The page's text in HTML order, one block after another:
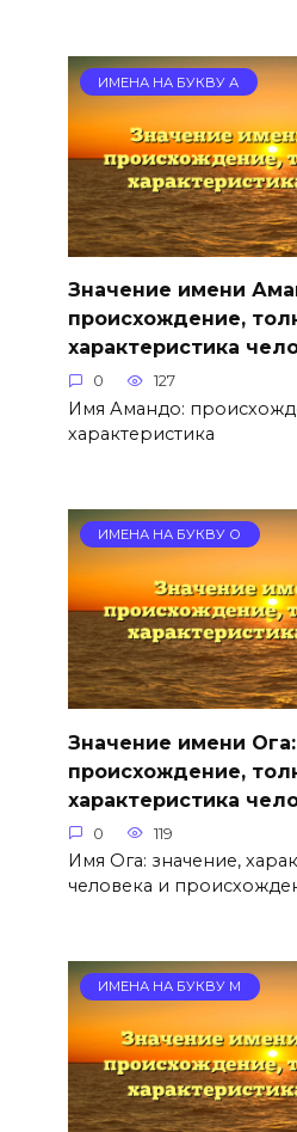
ИМЕНА НА БУКВУ А
Значение имени
происхождение,
характеристика
0 127
Имя Амандо:
характеристика
ИМЕНА НА БУКВУ О
Значение имени Ога:
происхождение,
характеристика
0 119
Имя Ога: значение,
человека и
ИМЕНА НА БУКВУ М